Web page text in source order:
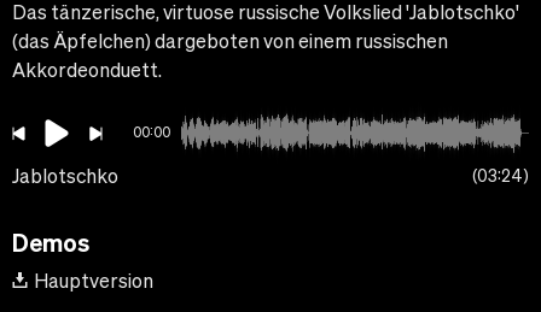
Das tänzerische, virtuose russische Volkslied 'Jablotschko'
(das Äpfelchen) dargeboten von einem russischen
Akkordeonduett.
00:00
Jablotschko 03:24
Demos
Hauptversion